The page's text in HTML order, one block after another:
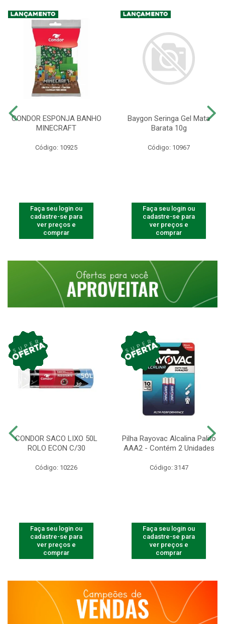
CONDOR ESPONJA BANHO
MINECRAFT
Código: 10925
Faça seu login ou
cadastre-se para
ver preços e
comprar
Baygon Seringa Gel Mata
Barata 10g
Código: 10967
Faça seu login ou
cadastre-se para
ver preços e
comprar
CONDOR SACO LIXO 50L
ROLO ECON C/30
Código: 10226
Faça seu login ou
cadastre-se para
ver preços e
comprar
Pilha Rayovac Alcalina Palito
AAA2 - Contém 2 Unidades
Código: 3147
Faça seu login ou
cadastre-se para
ver preços e
comprar